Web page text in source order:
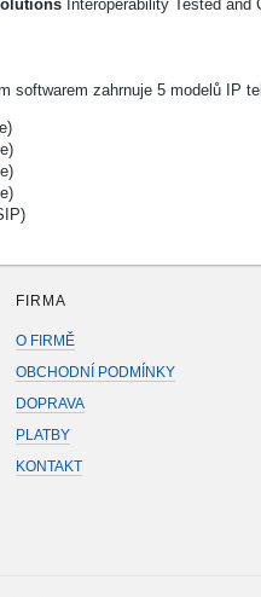
Interoperability Tested and
softwarem zahrnuje 5 modelů IP
FIRMA
O FIRMĚ
OBCHODNÍ PODMÍNKY
DOPRAVA
PLATBY
KONTAKT